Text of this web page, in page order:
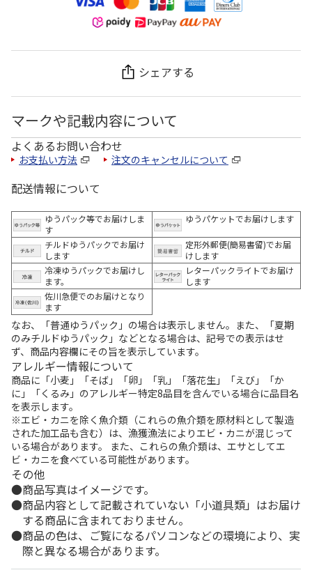
シェアする
マークや記載内容について
よくあるお問い合わせ
お支払い方法 注文のキャンセルについて
配送情報について
ゆうパック等でお届けしま
す
ゆうパケットでお届けします
チルドゆうパックでお届け
します
定形外郵便(簡易書留)でお届
けします
冷凍ゆうパックでお届けし
ます。
レターパックライトでお届け
します
佐川急便でのお届けとなり
ます
なお、「普通ゆうパック」の場合は表示しません。また、「夏期
のみチルドゆうパック」などとなる場合は、記号での表示はせ
ず、商品内容欄にその旨を表示しています。
アレルギー情報について
商品に「小麦」「そば」「卵」「乳」「落花生」「えび」「か
に」「くるみ」のアレルギー特定8品目を含んでいる場合に品目名
を表示します。
※エビ・カニを除く魚介類（これらの魚介類を原材料として製造
された加工品も含む）は、漁獲漁法によりエビ・カニが混じって
いる場合があります。 また、これらの魚介類は、エサとしてエ
ビ・カニを食べている可能性があります。
その他
商品写真はイメージです。
商品内容として記載されていない「小道具類」はお届け
する商品に含まれておりません。
商品の色は、ご覧になるパソコンなどの環境により、実
際と異なる場合があります。